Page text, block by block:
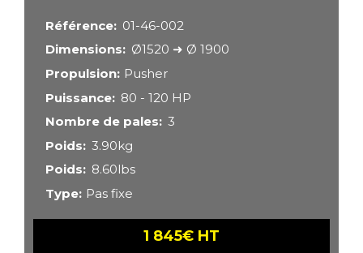
Référence
01-46-002
Dimensions
Ø1520 ➜ Ø 1900
Propulsion Pusher
Puissance
80 - 120 HP
Nombre de pales
3
Poids
3.90kg
Poids
8.60lbs
Type Pas fixe
1 845€ HT